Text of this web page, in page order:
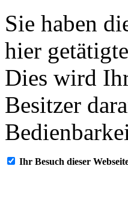
Sie haben
hier
Dies wird
Besitzer
Ihr Besuch dieser